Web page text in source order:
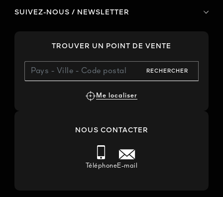
SUIVEZ-NOUS / NEWSLETTER
TROUVER UN POINT DE VENTE
RECHERCHER
Me localiser
NOUS CONTACTER
TéléphoneE-mail